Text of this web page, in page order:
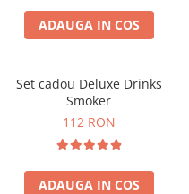
ADAUGA IN COS
Set cadou Deluxe Drinks
Smoker
112 RON
ADAUGA IN COS